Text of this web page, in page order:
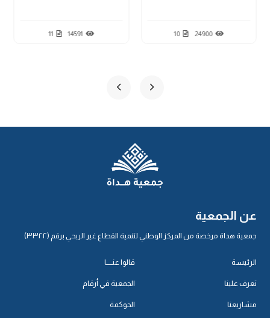
24900
10
14591
11
عن الجمعية
جمعية هداة مرخصة من المركز الوطني لتنمية القطاع غير الربحي برقم (٣٣٢٢)
الرئيسة
تعرف علينا
مشاريعنا
قالوا عنـــــا
الجمعية في أرقام
الحوكمة